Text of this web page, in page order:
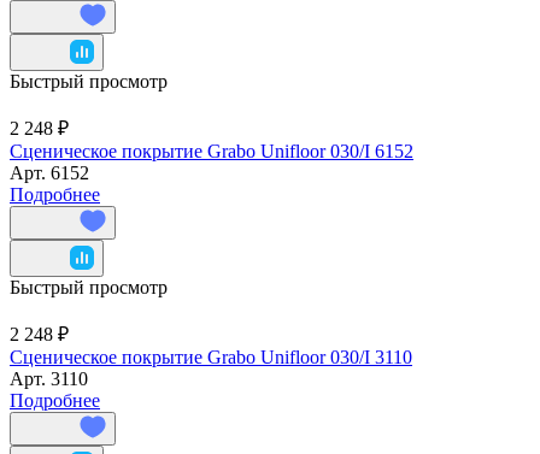
Быстрый просмотр
2 248 ₽
Сценическое покрытие Grabo Unifloor 030/I 6152
Арт. 6152
Подробнее
Быстрый просмотр
2 248 ₽
Сценическое покрытие Grabo Unifloor 030/I 3110
Арт. 3110
Подробнее